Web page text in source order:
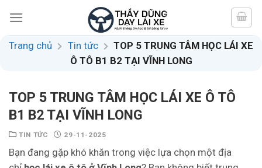
content
Trang chủ Tin tức
TOP 5 TRUNG TÂM HỌC LÁI XE
Ô TÔ B1 B2 TẠI VĨNH LONG
TOP 5 TRUNG TÂM HỌC LÁI XE Ô TÔ
B1 B2 TẠI VĨNH LONG
TIN TỨC 29-11-2025
Bạn đang gặp khó khăn trong việc lựa chọn một địa